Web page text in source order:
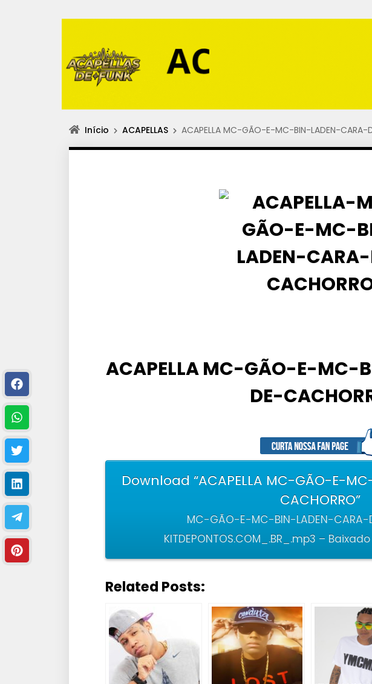
Início ACAPELLAS ACAPELLA MC-GÃO-E-MC-BIN-LADEN-CARA-
ACAPELLA MC-GÃO-E-MC-
DE-
Download “ACAPELLA MC-GÃO-E-
CACHORRO”
MC-GÃO-E-MC-BIN-LADEN-CARA-
KITDEPONTOS.COM_.BR_.mp3 –
Related Posts: